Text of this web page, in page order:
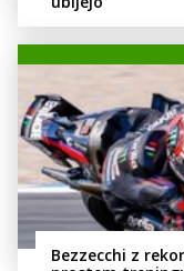
Bezzecchi z